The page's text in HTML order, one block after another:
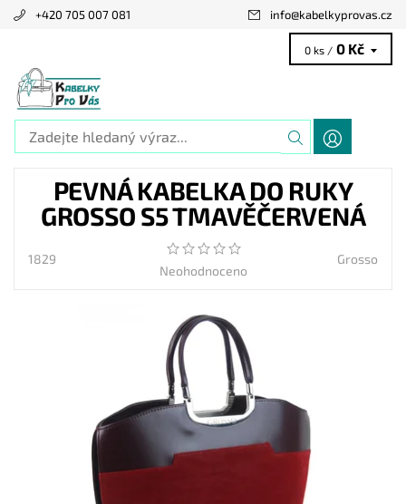
+420 705 007 081 info@kabelkyprovas.cz
0 ks / 0 Kč
PEVNÁ KABELKA DO RUKY
GROSSO S5 TMAVĚČERVENÁ
1829
Neohodnoceno
Grosso